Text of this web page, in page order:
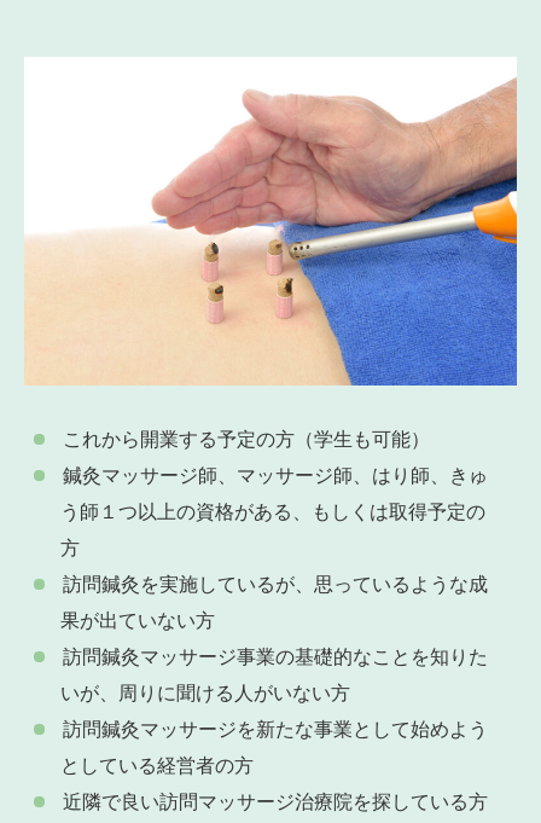
これから開業する予定の方（学生も可能）
鍼灸マッサージ師、マッサージ師、はり師、きゅ
う師１つ以上の資格がある、もしくは取得予定の
方
訪問鍼灸を実施しているが、思っているような成
果が出ていない方
訪問鍼灸マッサージ事業の基礎的なことを知りた
いが、周りに聞ける人がいない方
訪問鍼灸マッサージを新たな事業として始めよう
としている経営者の方
近隣で良い訪問マッサージ治療院を探している方